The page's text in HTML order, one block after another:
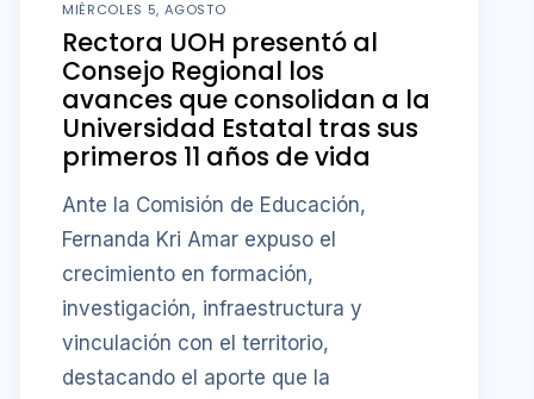
MIÉRCOLES 5, AGOSTO
Rectora UOH presentó al
Consejo Regional los
avances que consolidan a la
Universidad Estatal tras sus
primeros 11 años de vida
Ante la Comisión de Educación,
Fernanda Kri Amar expuso el
crecimiento en formación,
investigación, infraestructura y
vinculación con el territorio,
destacando el aporte que la